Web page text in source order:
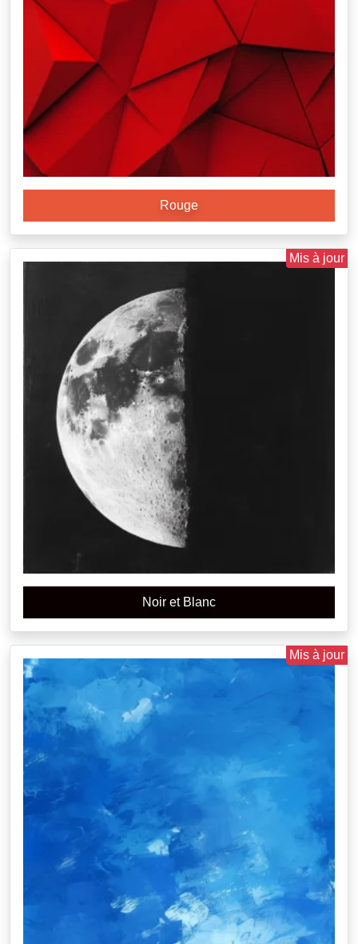
Rouge
Mis à jour
Noir et Blanc
Mis à jour